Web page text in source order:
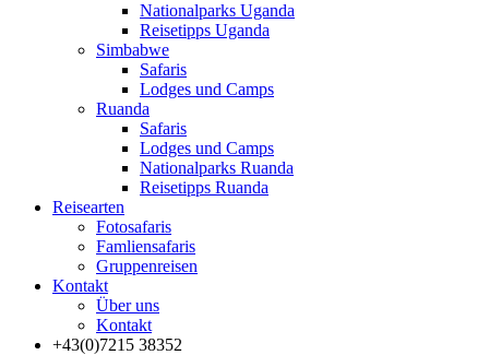
Nationalparks Uganda
Reisetipps Uganda
Simbabwe
Safaris
Lodges und Camps
Ruanda
Safaris
Lodges und Camps
Nationalparks Ruanda
Reisetipps Ruanda
Reisearten
Fotosafaris
Famliensafaris
Gruppenreisen
Kontakt
Über uns
Kontakt
+43(0)7215 38352